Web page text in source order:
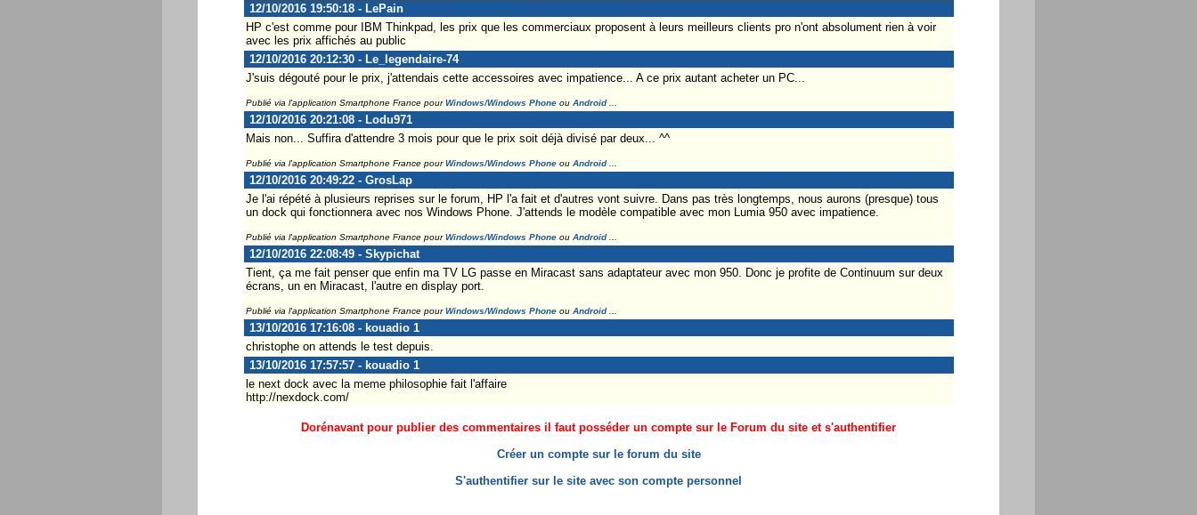
12/10/2016 19:50:18 - LePain
HP c'est comme pour IBM Thinkpad, les prix que les commerciaux proposent à leurs meilleurs clients pro n'ont absolument rien à voir
avec les prix affichés au public
12/10/2016 20:12:30 - Le_legendaire-74
J'suis dégouté pour le prix, j'attendais cette accessoires avec impatience... A ce prix autant acheter un PC...
Publié via l'application Smartphone France pourWindows/Windows Phoneou Android...
12/10/2016 20:21:08 - Lodu971
Mais non... Suffira d'attendre 3 mois pour que le prix soit déjà divisé par deux... ^^
Publié via l'application Smartphone France pourWindows/Windows Phoneou Android...
12/10/2016 20:49:22 - GrosLap
Je l'ai répété à plusieurs reprises sur le forum, HP l'a fait et d'autres vont suivre. Dans pas très longtemps, nous aurons (presque) tous
un dock qui fonctionnera avec nos Windows Phone. J'attends le modèle compatible avec mon Lumia 950 avec impatience.
Publié via l'application Smartphone France pourWindows/Windows Phoneou Android...
12/10/2016 22:08:49 - Skypichat
Tient, ça me fait penser que enfin ma TV LG passe en Miracast sans adaptateur avec mon 950. Donc je profite de Continuum sur deux
écrans, un en Miracast, l'autre en display port.
Publié via l'application Smartphone France pourWindows/Windows Phoneou Android...
13/10/2016 17:16:08 - kouadio 1
christophe on attends le test depuis.
13/10/2016 17:57:57 - kouadio 1
le next dock avec la meme philosophie fait l'affaire
http://nexdock.com/
Dorénavant pour publier des commentaires il faut posséder un compte sur le Forum du site et s'authentifier
Créer un compte sur le forum du site
S'authentifier sur le site avec son compte personnel